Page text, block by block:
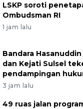
LSKP soroti
Ombudsman RI
1 jam lalu
Bandara
dan Kejati Sulsel
pendampingan
3 jam lalu
49 ruas jalan